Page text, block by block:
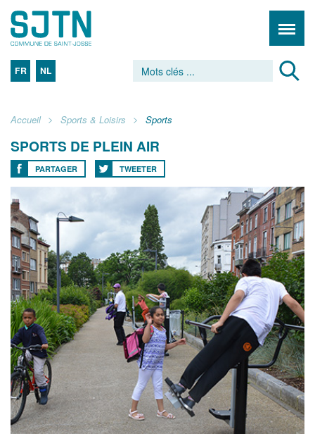
FR NL
Accueil Sports & Loisirs Sports
SPORTS DE PLEIN AIR
PARTAGER TWEETER